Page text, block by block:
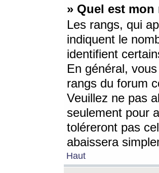
» Quel est
Les rangs, qui
indiquent le
identifient
En général,
rangs du forum
Veuillez ne pas
seulement pour
toléreront pas
abaissera
Haut